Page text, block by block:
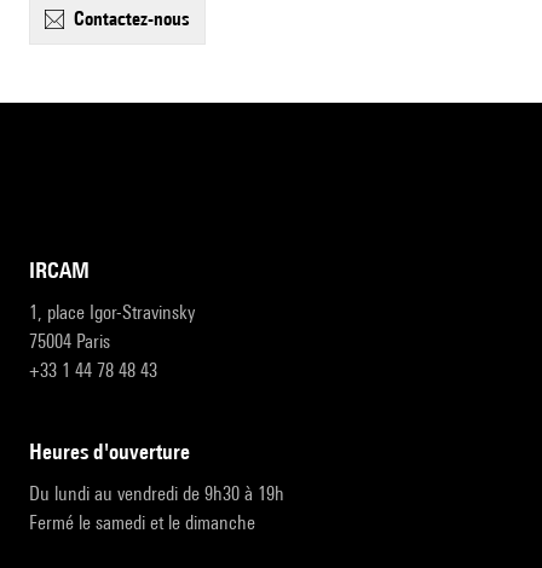
contactez-nous
IRCAM
1, place Igor-Stravinsky
75004 Paris
+33 1 44 78 48 43
heures d'ouverture
Du lundi au vendredi de 9h30 à 19h
Fermé le samedi et le dimanche